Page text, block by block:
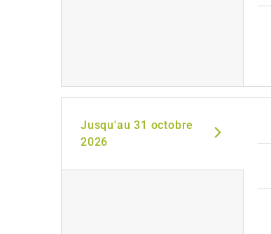
Jusqu'au 31 octobre
2026